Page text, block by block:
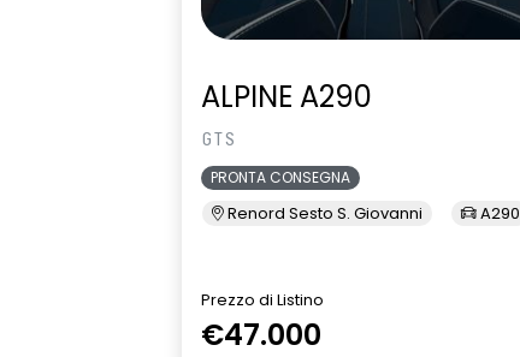
ALPINE A290
GTS
PRONTA CONSEGNA
Renord Sesto S. Giovanni A290
Prezzo di Listino
€47.000